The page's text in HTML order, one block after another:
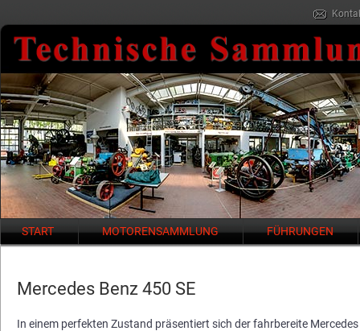
Navigation
START MOTORENSAMMLUNG FÜHRUNGEN
Mercedes Benz 450 SE
In einem perfekten Zustand präsentiert sich der fahrbereite Mercedes